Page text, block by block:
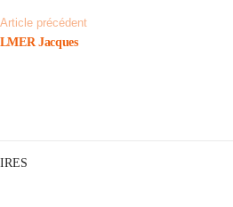
précédent
Jacques